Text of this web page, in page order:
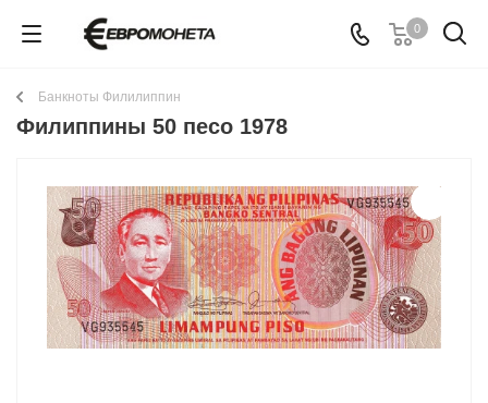
0
Банкноты Филилиппин
Филиппины 50 песо 1978